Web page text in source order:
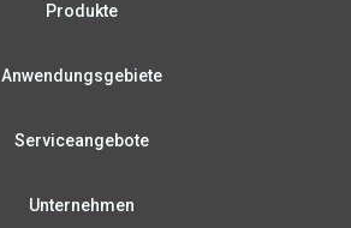
Produkte
Anwendungsgebiete
Serviceangebote
Unternehmen